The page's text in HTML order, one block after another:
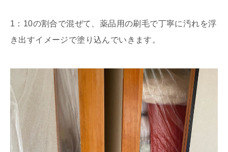
1：10の割合で混ぜて、薬品用の刷毛で丁寧に汚れを浮
き出すイメージで塗り込んでいきます。